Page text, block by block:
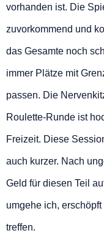
vorhanden ist. Die
zuvorkommend und
das Gesamte noch
immer Plätze mit
passen. Die
Roulette-Runde ist
Freizeit. Diese
auch kurzer. Nach
Geld für diesen Teil
umgehe ich,
treffen.